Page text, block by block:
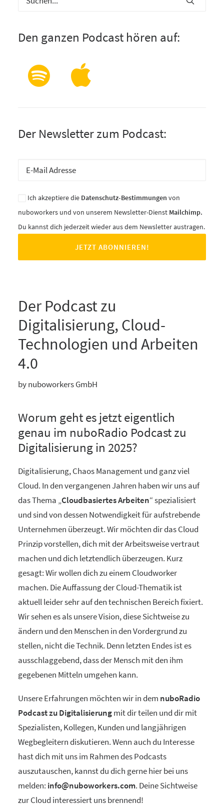
Den ganzen Podcast hören auf:
Der Newsletter zum Podcast:
Ich akzeptiere die Datenschutz-Bestimmungen von
nuboworkers und von unserem Newsletter-Dienst Mailchimp.
Du kannst dich jederzeit wieder aus dem Newsletter austragen.
Der Podcast zu
Digitalisierung, Cloud-
Technologien und Arbeiten
4.0
by nuboworkers GmbH
Worum geht es jetzt eigentlich
genau im nuboRadio Podcast zu
Digitalisierung in 2025?
Digitalisierung, Chaos Management und ganz viel
Cloud. In den vergangenen Jahren haben wir uns auf
das Thema „Cloudbasiertes Arbeiten“ spezialisiert
und sind von dessen Notwendigkeit für aufstrebende
Unternehmen überzeugt. Wir möchten dir das Cloud
Prinzip vorstellen, dich mit der Arbeitsweise vertraut
machen und dich letztendlich überzeugen. Kurz
gesagt: Wir wollen dich zu einem Cloudworker
machen. Die Auffassung der Cloud-Thematik ist
aktuell leider sehr auf den technischen Bereich fixiert.
Wir sehen es als unsere Vision, diese Sichtweise zu
ändern und den Menschen in den Vordergrund zu
stellen, nicht die Technik. Denn letzten Endes ist es
ausschlaggebend, dass der Mensch mit den ihm
gegebenen Mitteln umgehen kann.
Unsere Erfahrungen möchten wir in dem nuboRadio
Podcast zu Digitalisierungmit dir teilen und dir mit
Spezialisten, Kollegen, Kunden und langjährigen
Wegbegleitern diskutieren. Wenn auch du Interesse
hast dich mit uns im Rahmen des Podcasts
auszutauschen, kannst du dich gerne hier bei uns
melden: info@nuboworkers.com. Deine Sichtweise
zur Cloud interessiert uns brennend!